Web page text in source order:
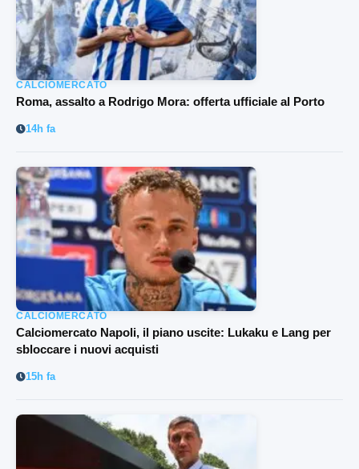
CALCIOMERCATO
Roma, assalto a Rodrigo Mora: offerta ufficiale al Porto
14h fa
CALCIOMERCATO
Calciomercato Napoli, il piano uscite: Lukaku e Lang per
sbloccare i nuovi acquisti
15h fa